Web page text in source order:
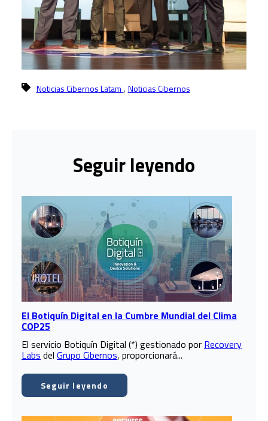
Noticias Cibernos Latam, Noticias Cibernos
Seguir leyendo
El Botiquín Digital en la Cumbre Mundial del Clima
COP25
El servicio Botiquín Digital (*) gestionado por Recovery
Labs del Grupo Cibernos, proporcionará...
Seguir leyendo